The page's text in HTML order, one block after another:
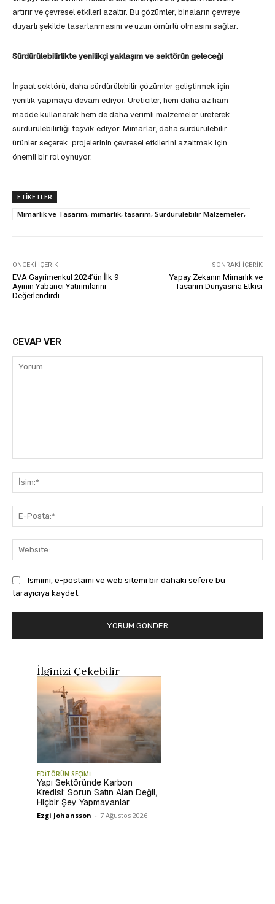
artırır ve çevresel etkileri azaltır. Bu çözümler, binaların çevreye
duyarlı şekilde tasarlanmasını ve uzun ömürlü olmasını sağlar.
Sürdürülebilirlikte yenilikçi yaklaşım ve sektörün geleceği
İnşaat sektörü, daha sürdürülebilir çözümler geliştirmek için
yenilik yapmaya devam ediyor. Üreticiler, hem daha az ham
madde kullanarak hem de daha verimli malzemeler üreterek
sürdürülebilirliği teşvik ediyor. Mimarlar, daha sürdürülebilir
ürünler seçerek, projelerinin çevresel etkilerini azaltmak için
önemli bir rol oynuyor.
ETIKETLER
Mimarlık ve Tasarım, mimarlık, tasarım, Sürdürülebilir Malzemeler,
ÖNCEKI İÇERIK
EVA Gayrimenkul 2024’ün İlk 9
Ayının Yabancı Yatırımlarını
Değerlendirdi
SONRAKI İÇERIK
Yapay Zekanın Mimarlık ve
Tasarım Dünyasına Etkisi
CEVAP VER
Ismimi, e-postamı ve web sitemi bir dahaki sefere bu
tarayıcıya kaydet.
İlginizi Çekebilir
EDİTÖRÜN SEÇİMİ
Yapı Sektöründe Karbon
Kredisi: Sorun Satın Alan Değil,
Hiçbir Şey Yapmayanlar
Ezgi Johansson - 7 Ağustos 2026